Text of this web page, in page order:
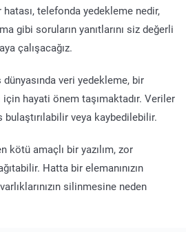
telefonda yedekleme nedir,
gibi soruların yanıtlarını siz değerli
çalışacağız.
veri yedekleme, bir
hayati önem taşımaktadır. Veriler
bulaştırılabilir veya kaybedilebilir.
kötü amaçlı bir yazılım, zor
Hatta bir elemanınızın
silinmesine neden